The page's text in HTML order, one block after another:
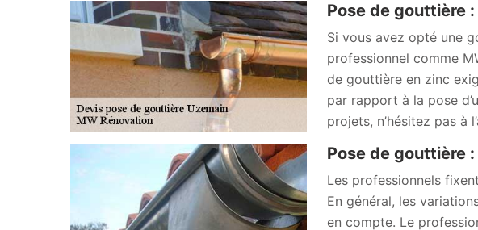
Pose de gouttière
Si vous avez opté une
professionnel comme
de gouttière en zinc
par rapport à la pose
projets, n’hésitez pas à
Pose de gouttière
Les professionnels
En général, les
en compte. Le